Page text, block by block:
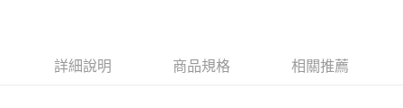
詳細說明 商品規格 相關推薦